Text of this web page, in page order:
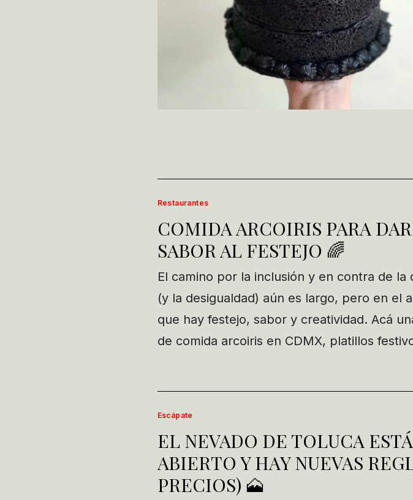
Restaurantes
COMIDA ARCOIRIS PARA
SABOR AL FESTEJO 🌈
El camino por la inclusión y en contra de la
(y la desigualdad) aún es largo, pero en el
que hay festejo, sabor y creatividad. Acá
de comida arcoiris en CDMX, platillos
Escápate
EL NEVADO DE TOLUCA ESTÁ
ABIERTO Y HAY NUEVAS
PRECIOS) 🗻